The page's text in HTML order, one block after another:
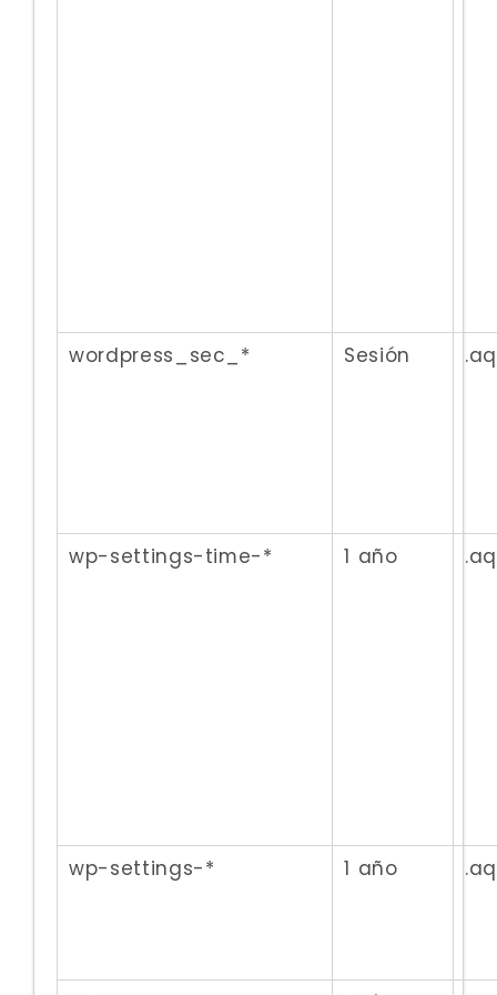
wordpress_sec_* Sesión
wp-settings-time-* 1 año
wp-settings-* 1 año